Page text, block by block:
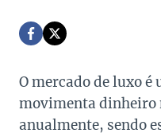
O mercado de luxo é
movimenta dinheiro
anualmente, sendo